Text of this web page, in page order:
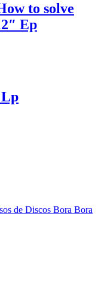
to solve
Ep
de Discos Bora Bora